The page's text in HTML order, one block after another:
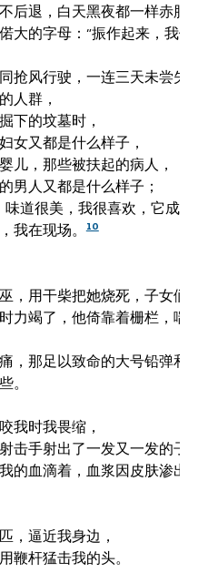
后退，白天黑夜都一样赤胆
大的字母：“振作起来，我
抢风行驶，一连三天未尝失
人群，
下的坟墓时，
女又都是什么样子，
儿，那些被扶起的病人，
男人又都是什么样子；
味道很美，我很喜欢，它成
我在现场。10
，用干柴把她烧死，子女们
力竭了，他倚靠着栅栏，喘
，那足以致命的大号铅弹和
。
我时我畏缩，
击手射出了一发又一发的子
的血滴着，血浆因皮肤渗出
，逼近我身边，
鞭杆猛击我的头。